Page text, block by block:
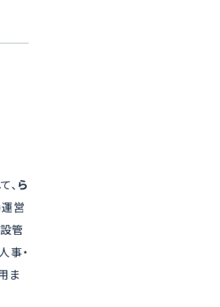
、 ら
営
管
事・
ま